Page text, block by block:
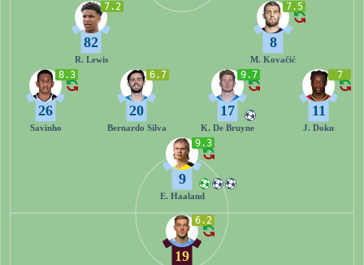
7.5
8
M. Kovačić
7.2
82
R. Lewis
7
11
J. Doku
9.7
17
K. De Bruyne
6.7
20
Bernardo Silva
8.3
26
Savinho
9.3
9
E. Haaland
6.2
19